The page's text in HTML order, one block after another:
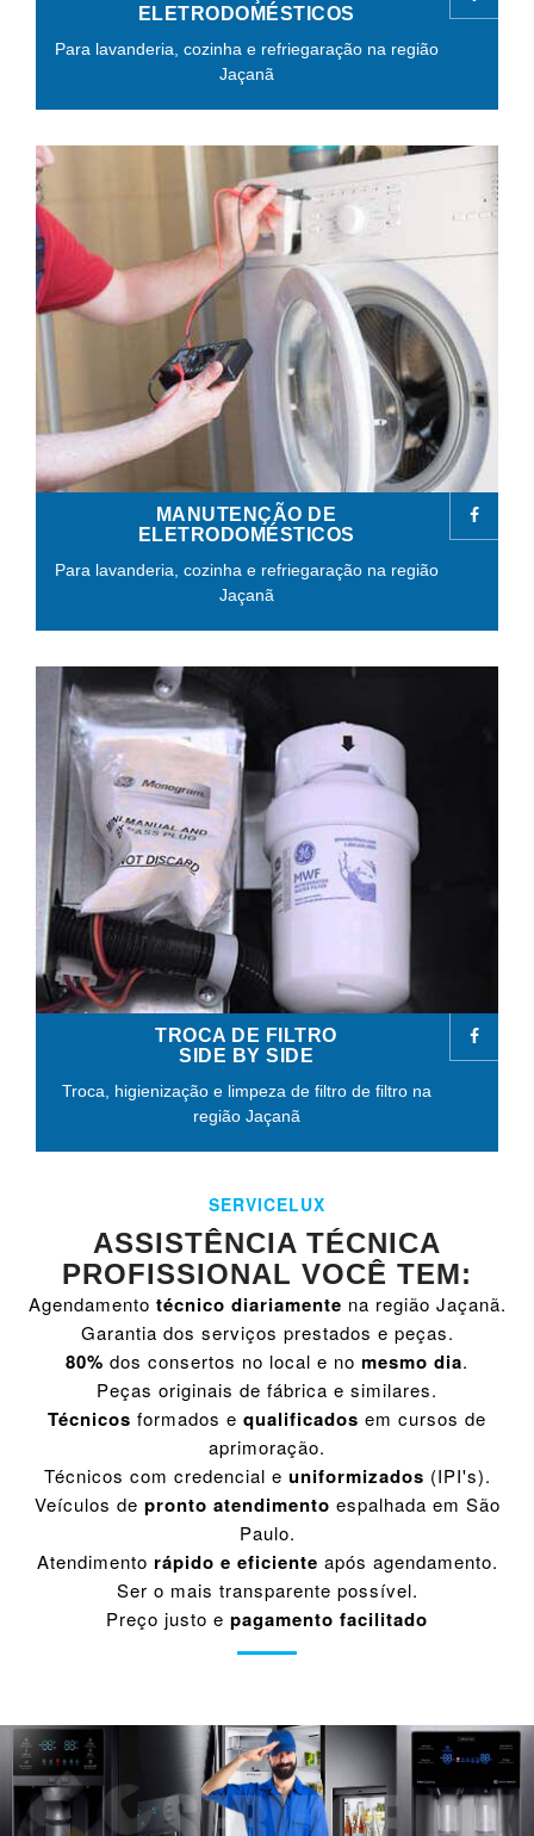
ELETRODOMÉSTICOS
Para lavanderia, cozinha e refriegaração na região
Jaçanã
MANUTENÇÃO DE
ELETRODOMÉSTICOS
Para lavanderia, cozinha e refriegaração na região
Jaçanã
TROCA DE FILTRO
SIDE BY SIDE
Troca, higienização e limpeza de filtro de filtro na
região Jaçanã
SERVICELUX
ASSISTÊNCIA TÉCNICA
PROFISSIONAL VOCÊ TEM:
Agendamento técnico diariamente na região Jaçanã.
Garantia dos serviços prestados e peças.
80% dos consertos no local e no mesmo dia.
Peças originais de fábrica e similares.
Técnicos formados e qualificados em cursos de
aprimoração.
Técnicos com credencial e uniformizados (IPI's).
Veículos de pronto atendimento espalhada em São
Paulo.
Atendimento rápido e eficiente após agendamento.
Ser o mais transparente possível.
Preço justo e pagamento facilitado